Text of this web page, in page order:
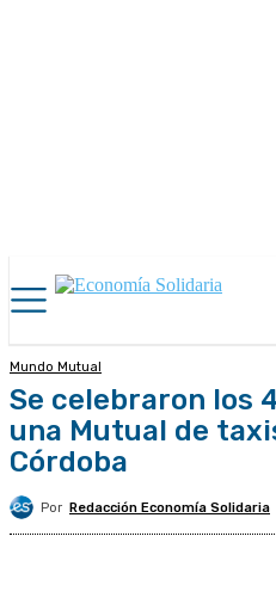
Mundo Mutual
Se celebraron los
una Mutual de
Córdoba
Por Redacción Economía Solidaria